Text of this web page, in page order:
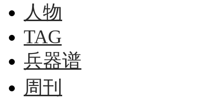
人物
TAG
兵器谱
周刊